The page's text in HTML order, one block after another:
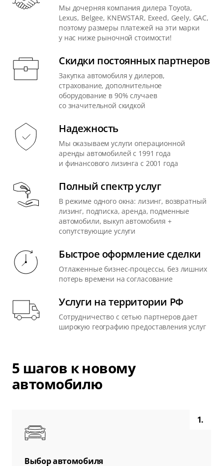
Мы дочерняя компания дилера Toyota,
Lexus, Belgee, KNEWSTAR, Exeed, Geely, GAC,
поэтому размеры платежей на эти марки
у нас ниже рыночной стоимости!
Скидки постоянных партнеров
Закупка автомобиля у дилеров,
страхование, дополнительное
оборудование в 90% случаев
со значительной скидкой
Надежность
Мы оказываем услуги операционной
аренды автомобилей с 1991 года
и финансового лизинга с 2001 года
Полный спектр услуг
В режиме одного окна: лизинг, возвратный
лизинг, подписка, аренда, подменные
автомобили, выкуп автомобиля +
сопутствующие услуги
Быстрое оформление сделки
Отлаженные бизнес-процессы, без лишних
потерь времени на согласование
Услуги на территории РФ
Сотрудничество с сетью партнеров дает
широкую географию предоставления услуг
5 шагов к новому
автомобилю
1.
Выбор автомобиля